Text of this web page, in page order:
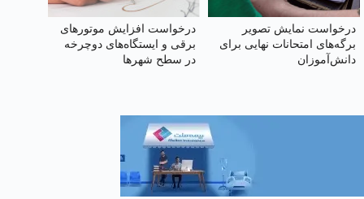
درخواست نمایش تصویر
برگه‌های امتحانات نهایی برای
دانش‌آموزان
درخواست افزایش موتورهای
برقی و ایستگاه‌های دوچرخه
در سطح شهرها